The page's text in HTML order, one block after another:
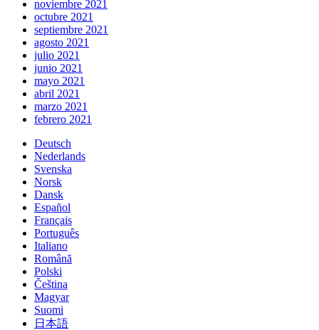
noviembre 2021
octubre 2021
septiembre 2021
agosto 2021
julio 2021
junio 2021
mayo 2021
abril 2021
marzo 2021
febrero 2021
Deutsch
Nederlands
Svenska
Norsk
Dansk
Español
Français
Português
Italiano
Română
Polski
Čeština
Magyar
Suomi
日本語